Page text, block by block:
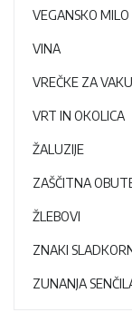
VEGANSKO MILO
VINA
VREČKE ZA
VRT IN OKOLICA
ŽALUZIJE
ZAŠČITNA
ŽLEBOVI
ZNAKI
ZUNANJA